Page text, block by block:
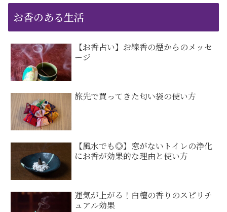
お香のある生活
【お香占い】お線香の煙からのメッセ
ージ
旅先で買ってきた匂い袋の使い方
【風水でも◎】窓がないトイレの浄化
にお香が効果的な理由と使い方
運気が上がる！白檀の香りのスピリチ
ュアル効果